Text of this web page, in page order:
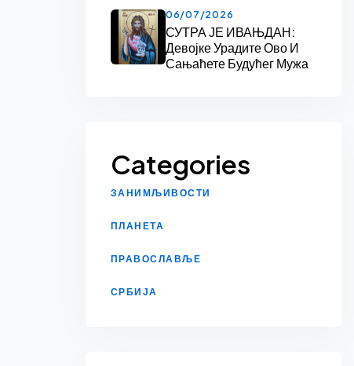
06/07/2026
СУТРА ЈЕ ИВАЊДАН:
Девојке Урадите Ово И
Сањаћете Будућег Мужа
Categories
ЗАНИМЉИВОСТИ
ПЛАНЕТА
ПРАВОСЛАВЉЕ
СРБИЈА